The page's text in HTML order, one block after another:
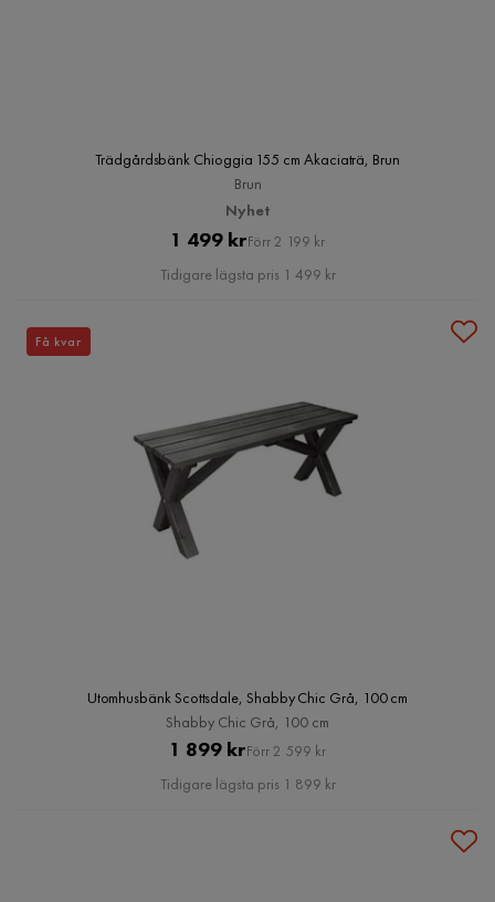
Trädgårdsbänk Chioggia 155 cm Akaciaträ, Brun
Brun
Nyhet
Pris
1 499 krOriginal
Pris
Förr 2 199 kr
Tidigare lägsta pris 1 499 kr
Utomhusbänk Scottsdale, Shabby Chic Grå, 100 cm
Shabby Chic Grå, 100 cm
Pris
1 899 krOriginal
Pris
Förr 2 599 kr
Tidigare lägsta pris 1 899 kr
Få kvar